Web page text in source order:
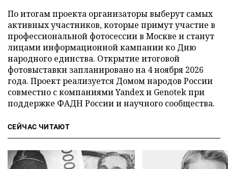
По итогам проекта организаторы выберут самых
активных участников, которые примут участие в
профессиональной фотосессии в Москве и станут
лицами информационной кампании ко Дню
народного единства. Открытие итоговой
фотовыставки запланировано на 4 ноября 2026
года. Проект реализуется Домом народов России
совместно с компаниями Yandex и Genotek при
поддержке ФАДН России и научного сообщества.
СЕЙЧАС ЧИТАЮТ